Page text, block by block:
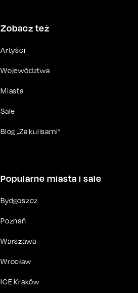
Zobacz też
Artyści
Województwa
Miasta
Sale
Blog „Za kulisami”
Popularne miasta i sale
Bydgoszcz
Poznań
Warszawa
Wrocław
ICE Kraków